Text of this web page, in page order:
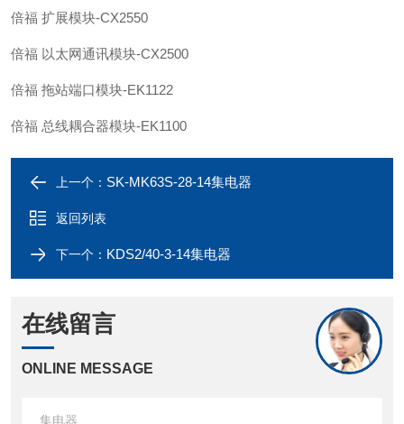
倍福 扩展模块-CX2550
倍福 以太网通讯模块-CX2500
倍福 拖站端口模块-EK1122
倍福 总线耦合器模块-EK1100
上一个： SK-MK63S-28-14集电器
返回列表
下一个： KDS2/40-3-14集电器
在线留言
ONLINE MESSAGE